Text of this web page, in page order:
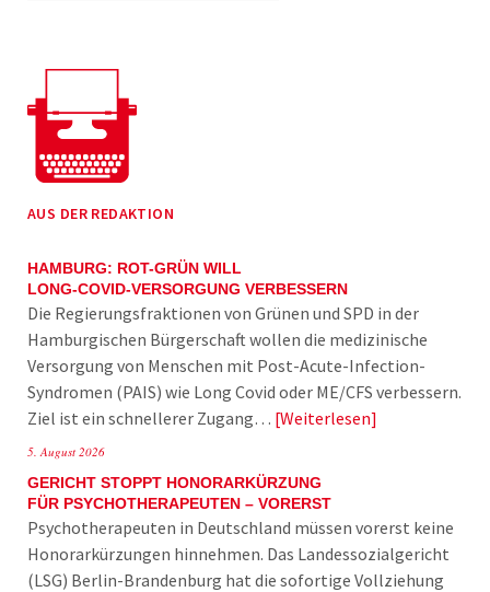
AUS DER REDAKTION
HAMBURG: ROT-GRÜN WILL
LONG-COVID-VERSORGUNG VERBESSERN
Die Regierungsfraktionen von Grünen und SPD in der
Hamburgischen Bürgerschaft wollen die medizinische
Versorgung von Menschen mit Post-Acute-Infection-
Syndromen (PAIS) wie Long Covid oder ME/CFS verbessern.
Ziel ist ein schnellerer Zugang… Weiterlesen
5. August 2026
GERICHT STOPPT HONORARKÜRZUNG
FÜR PSYCHOTHERAPEUTEN – VORERST
Psychotherapeuten in Deutschland müssen vorerst keine
Honorarkürzungen hinnehmen. Das Landessozialgericht
(LSG) Berlin-Brandenburg hat die sofortige Vollziehung